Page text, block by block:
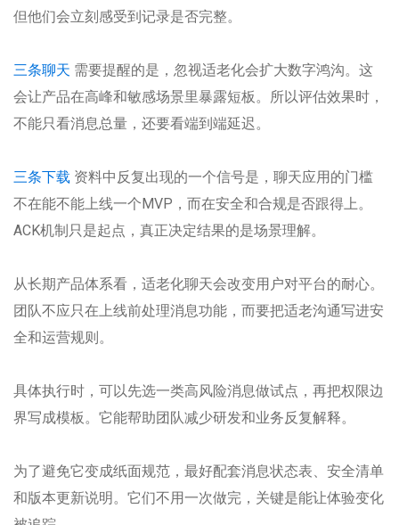
但他们会立刻感受到记录是否完整。
三条聊天 需要提醒的是，忽视适老化会扩大数字鸿沟。这
会让产品在高峰和敏感场景里暴露短板。所以评估效果时，
不能只看消息总量，还要看端到端延迟。
三条下载 资料中反复出现的一个信号是，聊天应用的门槛
不在能不能上线一个MVP，而在安全和合规是否跟得上。
ACK机制只是起点，真正决定结果的是场景理解。
从长期产品体系看，适老化聊天会改变用户对平台的耐心。
团队不应只在上线前处理消息功能，而要把适老沟通写进安
全和运营规则。
具体执行时，可以先选一类高风险消息做试点，再把权限边
界写成模板。它能帮助团队减少研发和业务反复解释。
为了避免它变成纸面规范，最好配套消息状态表、安全清单
和版本更新说明。它们不用一次做完，关键是能让体验变化